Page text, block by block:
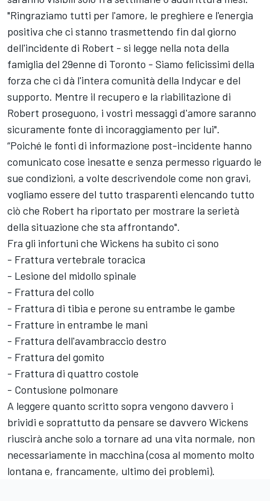
"Ringraziamo tutti per l'amore, le preghiere e l'energia
positiva che ci stanno trasmettendo fin dal giorno
dell'incidente di Robert - si legge nella nota della
famiglia del 29enne di Toronto - Siamo felicissimi della
forza che ci dà l'intera comunità della Indycar e del
supporto. Mentre il recupero e la riabilitazione di
Robert proseguono, i vostri messaggi d'amore saranno
sicuramente fonte di incoraggiamento per lui".
“Poiché le fonti di informazione post-incidente hanno
comunicato cose inesatte e senza permesso riguardo le
sue condizioni, a volte descrivendole come non gravi,
vogliamo essere del tutto trasparenti elencando tutto
ciò che Robert ha riportato per mostrare la serietà
della situazione che sta affrontando".
Fra gli infortuni che Wickens ha subito ci sono
- Frattura vertebrale toracica
- Lesione del midollo spinale
- Frattura del collo
- Frattura di tibia e perone su entrambe le gambe
- Fratture in entrambe le mani
- Frattura dell'avambraccio destro
- Frattura del gomito
- Frattura di quattro costole
- Contusione polmonare
A leggere quanto scritto sopra vengono davvero i
brividi e soprattutto da pensare se davvero Wickens
riuscirà anche solo a tornare ad una vita normale, non
necessariamente in macchina (cosa al momento molto
lontana e, francamente, ultimo dei problemi).